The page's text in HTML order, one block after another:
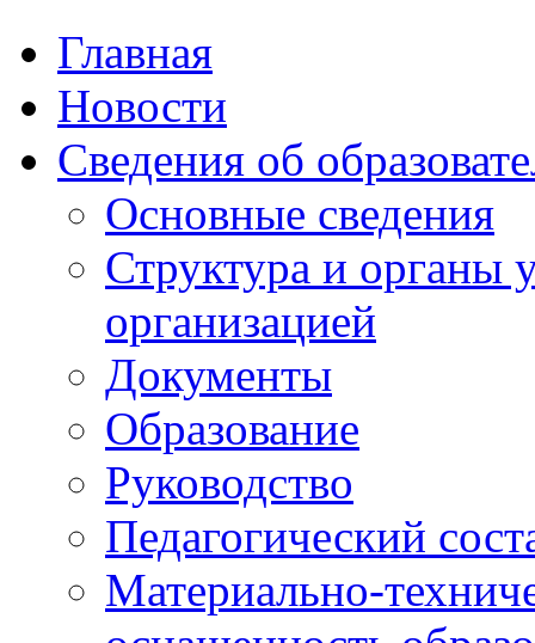
Главная
Новости
Сведения об
Основные сведения
Структура и органы
организацией
Документы
Образование
Руководство
Педагогический
Материально-